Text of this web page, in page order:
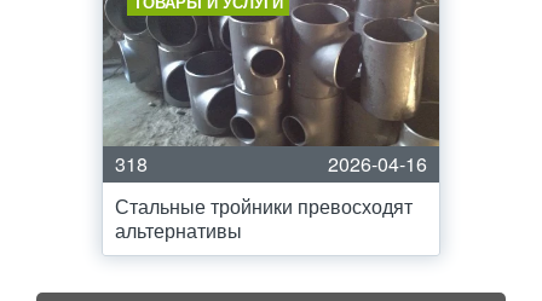
318
2026-04-16
Стальные тройники превосходят
альтернативы